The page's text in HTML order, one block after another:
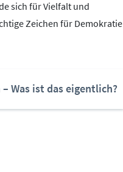
sich für Vielfalt und
Zeichen für Demokratie
– Was ist das eigentlich?